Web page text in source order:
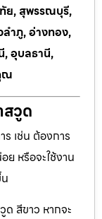
ทัย, สุพรรณบุรี,
ำภู, อ่างทอง,
, อุบลธานี,
ณ
สวูด
เช่น ต้องการ
ย หรือจะใช้งาน
ด สีขาว หากจะ